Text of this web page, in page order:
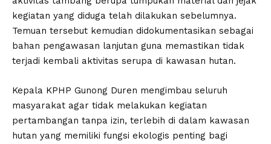
kegiatan yang diduga telah dilakukan sebelumnya.
Temuan tersebut kemudian didokumentasikan sebagai
bahan pengawasan lanjutan guna memastikan tidak
terjadi kembali aktivitas serupa di kawasan hutan.
Kepala KPHP Gunong Duren mengimbau seluruh
masyarakat agar tidak melakukan kegiatan
pertambangan tanpa izin, terlebih di dalam kawasan
hutan yang memiliki fungsi ekologis penting bagi